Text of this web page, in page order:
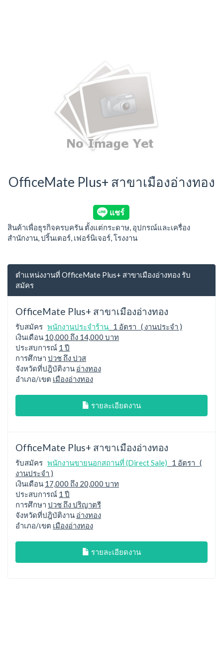
OfficeMate Plus+ สาขาเมืองอ่างทอง
สินค้าเพื่อธุรกิจครบครัน ตั้งแต่กระดาษ, อุปกรณ์และเครื่อง
สำนักงาน, ปริ้นเตอร์, เฟอร์นิเจอร์, โรงงาน
ตำแหน่งงานที่ OfficeMate Plus+ สาขาเมืองอ่างทอง รับ
สมัคร
OfficeMate Plus+ สาขาเมืองอ่างทอง
รับสมัคร พนักงานประจำร้าน 1 อัตรา ( งานประจำ )
เงินเดือน 10,000 ถึง 14,000 บาท
ประสบการณ์ 1 ปี
การศึกษา ปวช ถึง ปวส
จังหวัดที่ปฎิบัติงาน อ่างทอง
อำเภอ/เขต เมืองอ่างทอง
รายละเอียดงาน
OfficeMate Plus+ สาขาเมืองอ่างทอง
รับสมัคร พนักงานขายนอกสถานที่ (Direct Sale) 1 อัตรา (
งานประจำ )
เงินเดือน 17,000 ถึง 20,000 บาท
ประสบการณ์ 1 ปี
การศึกษา ปวช ถึง ปริญาตรี
จังหวัดที่ปฎิบัติงาน อ่างทอง
อำเภอ/เขต เมืองอ่างทอง
รายละเอียดงาน